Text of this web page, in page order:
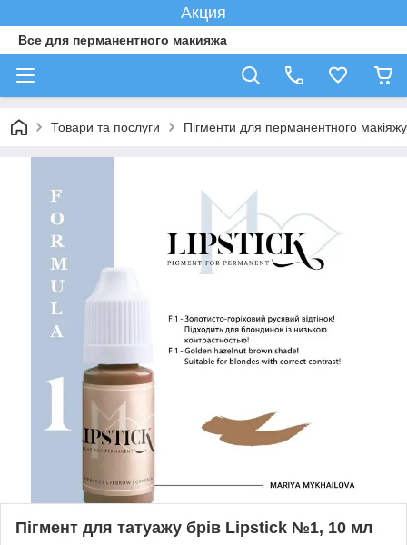
Акция
Все для перманентного макияжа
Товари та послуги Пігменти для перманентного макіяжу
Пігмент для татуажу брів Lipstick №1, 10 мл